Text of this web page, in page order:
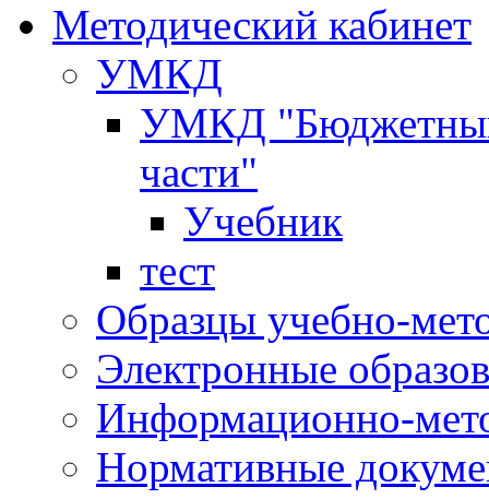
Методический кабинет
УМКД
УМКД "Бюджетный
части"
Учебник
тест
Образцы учебно-
Электронные
Информационно-
Нормативные